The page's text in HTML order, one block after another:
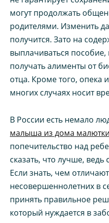
могут продолжать
родителями. Изменить
получится. Зато на
выплачиваться
получать алименты от
отца. Кроме того, опека
многих случаях носит
В России есть немало
малыша из дома малютки
попечительство над
сказать, что лучше,
Если знать, чем
несовершеннолетних в
принять правильное
который нуждается в